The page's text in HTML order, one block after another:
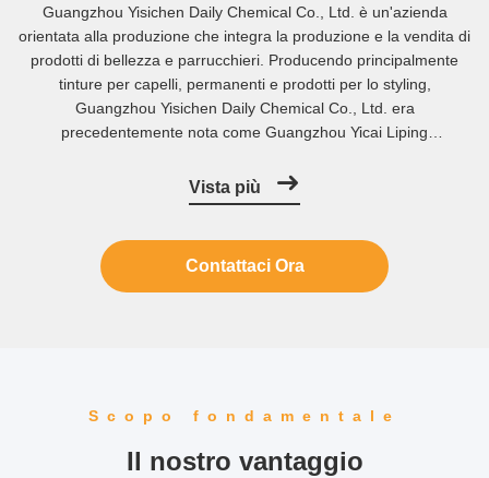
Guangzhou Yisichen Daily Chemical Co., Ltd. è un'azienda
orientata alla produzione che integra la produzione e la vendita di
prodotti di bellezza e parrucchieri. Producendo principalmente
tinture per capelli, permanenti e prodotti per lo styling,
Guangzhou Yisichen Daily Chemical Co., Ltd. era
precedentemente nota come Guangzhou Yicai Liping
sviluppo del mercato cinese e i suoi prodotti sono stati
riconosciuti all'unanimità dai ...
Vista più
Contattaci Ora
Scopo fondamentale
Il nostro vantaggio